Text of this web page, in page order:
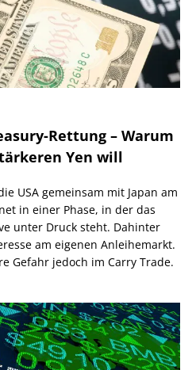
Rettung – Warum
Yen will
USA gemeinsam mit Japan am
in einer Phase, in der das
unter Druck steht. Dahinter
am eigenen Anleihemarkt.
Gefahr jedoch im Carry Trade.